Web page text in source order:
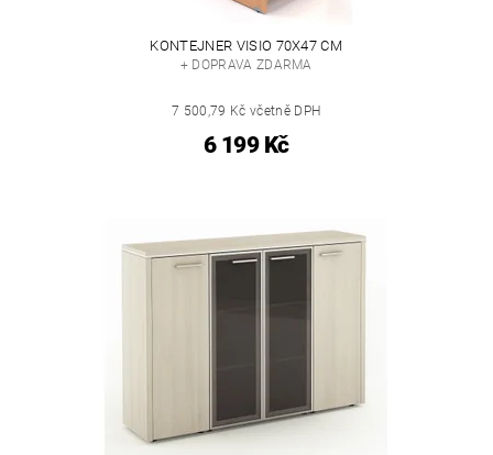
KONTEJNER VISIO 70X47 CM
+ DOPRAVA ZDARMA
7 500,79 Kč včetně DPH
6 199 Kč